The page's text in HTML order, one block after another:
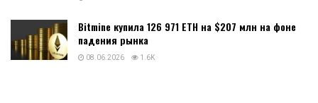
Bitmine купила 126 971 ETH на $207 млн на фоне
падения рынка
08.06.2026 1.6K